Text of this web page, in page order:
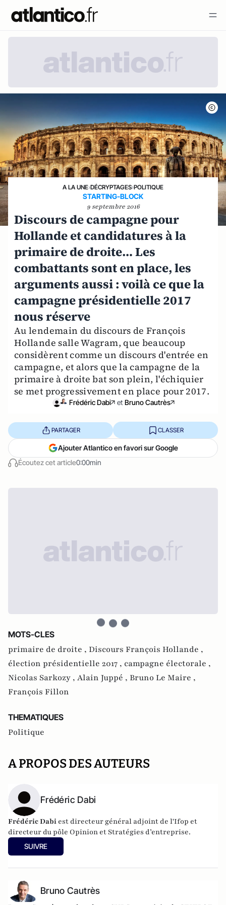
A LA UNE›DÉCRYPTAGES›POLITIQUE
STARTING-BLOCK
9 septembre 2016
Discours de campagne pour
Hollande et candidatures à la
primaire de droite… Les
combattants sont en place, les
arguments aussi : voilà ce que la
campagne présidentielle 2017
nous réserve
Au lendemain du discours de François
Hollande salle Wagram, que beaucoup
considèrent comme un discours d'entrée en
campagne, et alors que la campagne de la
primaire à droite bat son plein, l'échiquier
se met progressivement en place pour 2017.
Frédéric Dabi et Bruno Cautrès
Écoutez cet article0:00min
PARTAGER CLASSER
Ajouter Atlantico en favori sur Google
MOTS-CLES
primaire de droite , Discours François Hollande ,
élection présidentielle 2017 , campagne électorale ,
Nicolas Sarkozy , Alain Juppé , Bruno Le Maire ,
François Fillon
THEMATIQUES
Politique
A PROPOS DES AUTEURS
Frédéric Dabi
Frédéric Dabi est directeur général adjoint de l'Ifop et
directeur du pôle Opinion et Stratégies d’entreprise.
SUIVRE
Bruno Cautrès